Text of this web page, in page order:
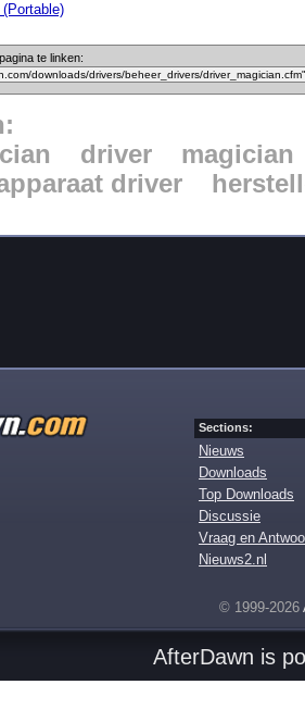
te linken:
driver
magician
driver
Sections:
Nieuws
Downloads
Top Downloads
Discussie
Vraag en
Nieuws2.nl
© 1999-2026
AfterDawn is